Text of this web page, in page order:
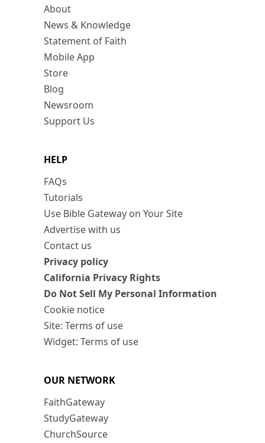
About
News & Knowledge
Statement of Faith
Mobile App
Store
Blog
Newsroom
Support Us
HELP
FAQs
Tutorials
Use Bible Gateway on Your Site
Advertise with us
Contact us
Privacy policy
California Privacy Rights
Do Not Sell My Personal Information
Cookie notice
Site: Terms of use
Widget: Terms of use
OUR NETWORK
FaithGateway
StudyGateway
ChurchSource